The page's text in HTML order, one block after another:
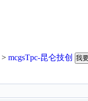
> mcgsTpc-昆仑技创 我